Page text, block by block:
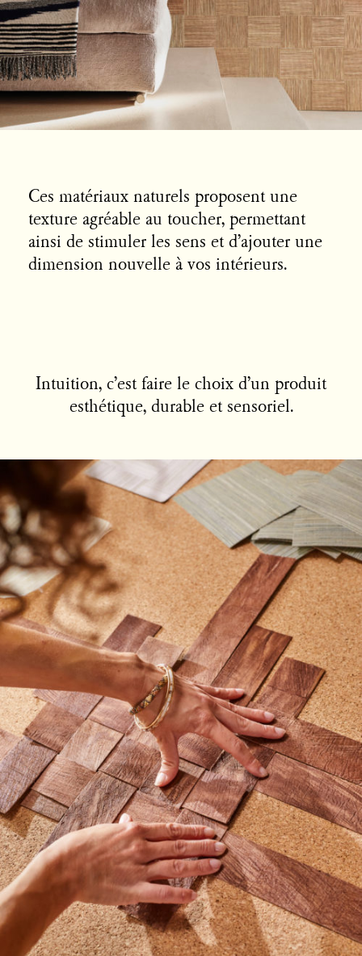
Ces matériaux naturels proposent une
texture agréable au toucher, permettant
ainsi de stimuler les sens et d’ajouter une
dimension nouvelle à vos intérieurs.
Intuition, c’est faire le choix d’un produit
esthétique, durable et sensoriel.